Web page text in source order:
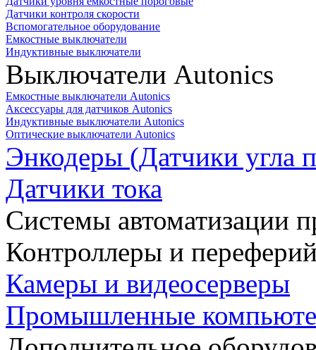
Датчики контроля скорости
Вспомогательное оборудование
Емкостные выключатели
Индуктивные выключатели
Выключатели Autonics
Емкостные выключатели Autonics
Аксессуары для датчиков Autonics
Индуктивные выключатели Autonics
Оптические выключатели Autonics
Энкодеры (Датчики угла
Датчики тока
Системы автоматизации
Контроллеры и
Камеры и видеосерверы
Промышленные